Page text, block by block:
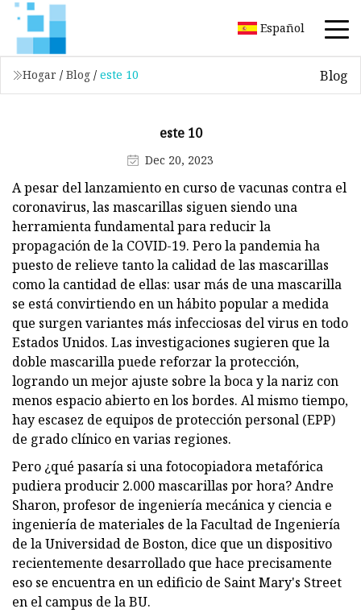
Español
Hogar / Blog / este 10 Blog
este 10
Dec 20, 2023
A pesar del lanzamiento en curso de vacunas contra el
coronavirus, las mascarillas siguen siendo una
herramienta fundamental para reducir la
propagación de la COVID-19. Pero la pandemia ha
puesto de relieve tanto la calidad de las mascarillas
como la cantidad de ellas: usar más de una mascarilla
se está convirtiendo en un hábito popular a medida
que surgen variantes más infecciosas del virus en todo
Estados Unidos. Las investigaciones sugieren que la
doble mascarilla puede reforzar la protección,
logrando un mejor ajuste sobre la boca y la nariz con
menos espacio abierto en los bordes. Al mismo tiempo,
hay escasez de equipos de protección personal (EPP)
de grado clínico en varias regiones.
Pero ¿qué pasaría si una fotocopiadora metafórica
pudiera producir 2.000 mascarillas por hora? Andre
Sharon, profesor de ingeniería mecánica y ciencia e
ingeniería de materiales de la Facultad de Ingeniería
de la Universidad de Boston, dice que un dispositivo
recientemente desarrollado que hace precisamente
eso se encuentra en un edificio de Saint Mary's Street
en el campus de la BU.